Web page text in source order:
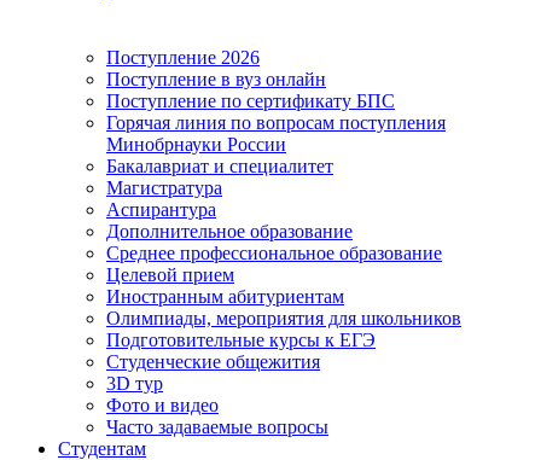
Поступление 2026
Поступление в вуз онлайн
Поступление по сертификату БПС
Горячая линия по вопросам поступления
Минобрнауки России
Бакалавриат и специалитет
Магистратура
Аспирантура
Дополнительное образование
Среднее профессиональное образование
Целевой прием
Иностранным абитуриентам
Олимпиады, мероприятия для школьников
Подготовительные курсы к ЕГЭ
Студенческие общежития
3D тур
Фото и видео
Часто задаваемые вопросы
Студентам